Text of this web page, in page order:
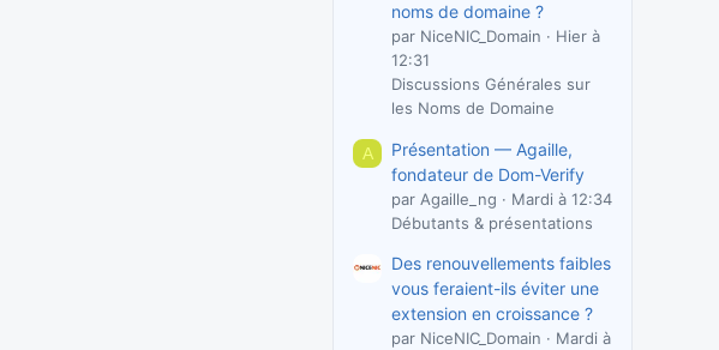
noms de domaine ?
par NiceNIC_Domain
Hier à
12:31
Discussions Générales sur
les Noms de Domaine
A
Présentation — Agaille,
fondateur de Dom-Verify
par Agaille_ng
Mardi à 12:34
Débutants & présentations
Des renouvellements faibles
vous feraient-ils éviter une
extension en croissance ?
par NiceNIC_Domain
Mardi à